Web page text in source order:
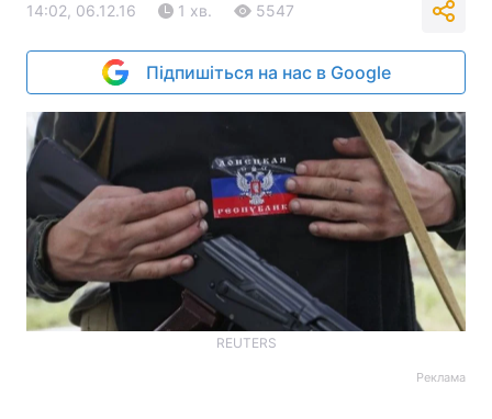
14:02, 06.12.16 1 хв. 5547
Підпишіться на нас в Google
REUTERS
Реклама